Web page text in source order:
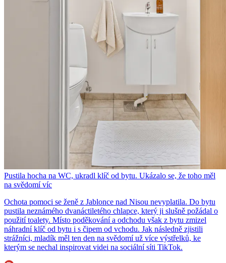
Pustila hocha na WC, ukradl klíč od bytu. Ukázalo se, že toho měl
na svědomí víc
Ochota pomoci se ženě z Jablonce nad Nisou nevyplatila. Do bytu
pustila neznámého dvanáctiletého chlapce, který ji slušně požádal o
použití toalety. Místo poděkování a odchodu však z bytu zmizel
náhradní klíč od bytu i s čipem od vchodu. Jak následně zjistili
strážníci, mladík měl ten den na svědomí už více výstřelků, ke
kterým se nechal inspirovat videi na sociální síti TikTok.